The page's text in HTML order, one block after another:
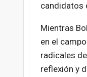
candidatos
Mientras
en el
radicales
reflexión y